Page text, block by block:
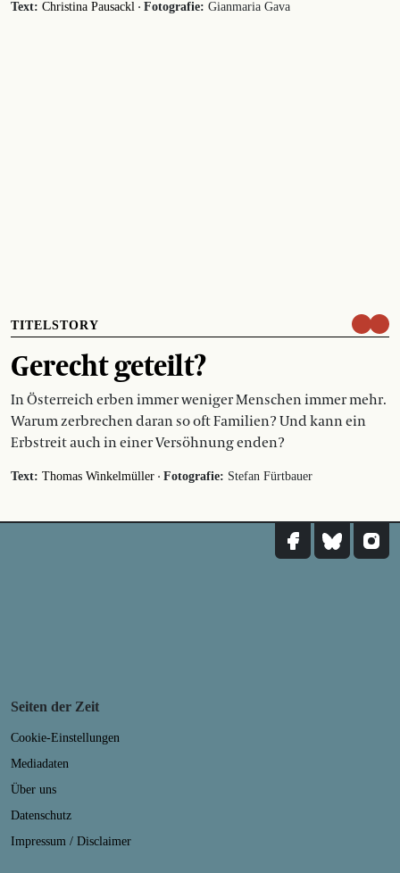
Text: Christina Pausackl · Fotografie: Gianmaria Gava
TITELSTORY
Gerecht geteilt?
In Österreich erben immer weniger Menschen immer mehr.
Warum zerbrechen daran so oft Familien? Und kann ein
Erbstreit auch in einer Versöhnung enden?
Text: Thomas Winkelmüller · Fotografie: Stefan Fürtbauer
Seiten der Zeit
Cookie-Einstellungen
Mediadaten
Über uns
Datenschutz
Impressum / Disclaimer